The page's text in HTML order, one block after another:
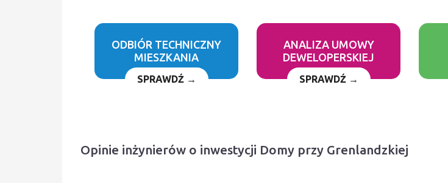
ODBIÓR TECHNICZNY
MIESZKANIA
SPRAWDŹ →
ANALIZA UMOWY
DEWELOPERSKIEJ
SPRAWDŹ →
Opinie inżynierów o inwestycji Domy przy Grenlandzkiej